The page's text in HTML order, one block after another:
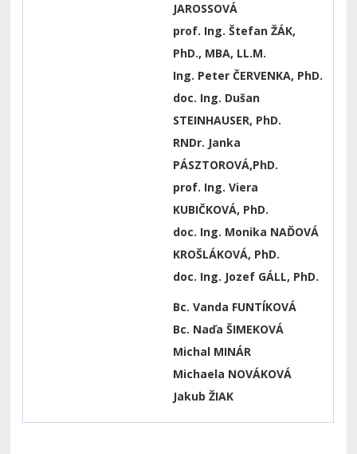
JAROSSOVÁ
prof. Ing. Štefan ŽÁK,
PhD., MBA, LL.M.
Ing. Peter ČERVENKA, PhD.
doc. Ing. Dušan
STEINHAUSER, PhD.
RNDr. Janka
PÁSZTOROVÁ,PhD.
prof. Ing. Viera
KUBIČKOVÁ, PhD.
doc. Ing. Monika NAĎOVÁ
KROŠLÁKOVÁ, PhD.
doc. Ing. Jozef GÁLL, PhD.
Bc.Vanda FUNTÍKOVÁ
Bc. Naďa ŠIMEKOVÁ
Michal MINÁR
Michaela NOVÁKOVÁ
Jakub ŽIAK